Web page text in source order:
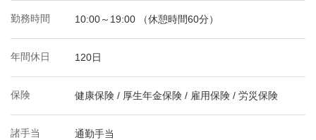
勤務時間 10:00～19:00 （休憩時間60分）
年間休日 120日
保険 健康保険 / 厚生年金保険 / 雇用保険 / 労災保険
諸手当 通勤手当